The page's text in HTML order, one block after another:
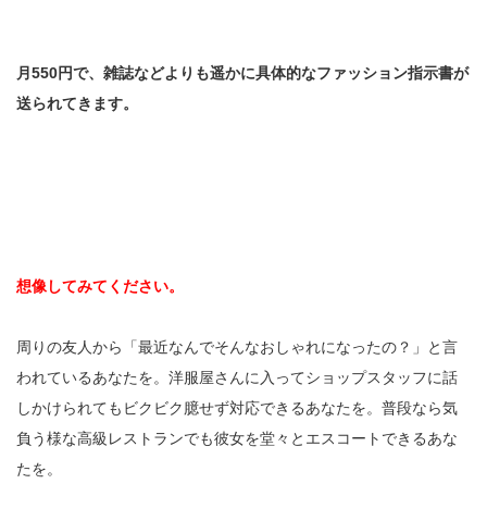
月550円で、雑誌などよりも遥かに具体的なファッション指示書が
送られてきます。
想像してみてください。
周りの友人から「最近なんでそんなおしゃれになったの？」と言
われているあなたを。洋服屋さんに入ってショップスタッフに話
しかけられてもビクビク臆せず対応できるあなたを。普段なら気
負う様な高級レストランでも彼女を堂々とエスコートできるあな
たを。